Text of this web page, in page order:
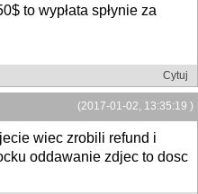
to wypłata spłynie za
Cytuj
(2017-01-02, 13:35:19 )
wiec zrobili refund i
oddawanie zdjec to dosc